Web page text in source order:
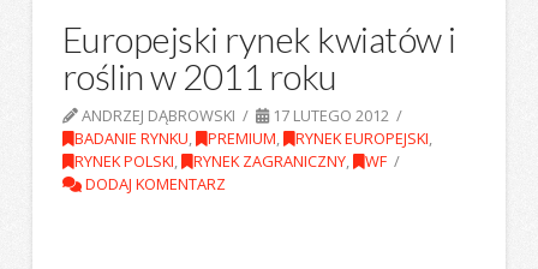
Europejski rynek kwiatów i
roślin w 2011 roku
ANDRZEJ DĄBROWSKI
17 LUTEGO 2012
BADANIE RYNKU, PREMIUM, RYNEK EUROPEJSKI,
RYNEK POLSKI, RYNEK ZAGRANICZNY,
WF
DODAJ KOMENTARZ